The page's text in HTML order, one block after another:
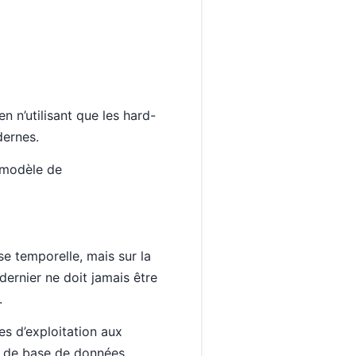
n’utilisant que les hard-
de
temporelle, mais sur la
ne doit jamais être
d’exploitation aux
base de données.